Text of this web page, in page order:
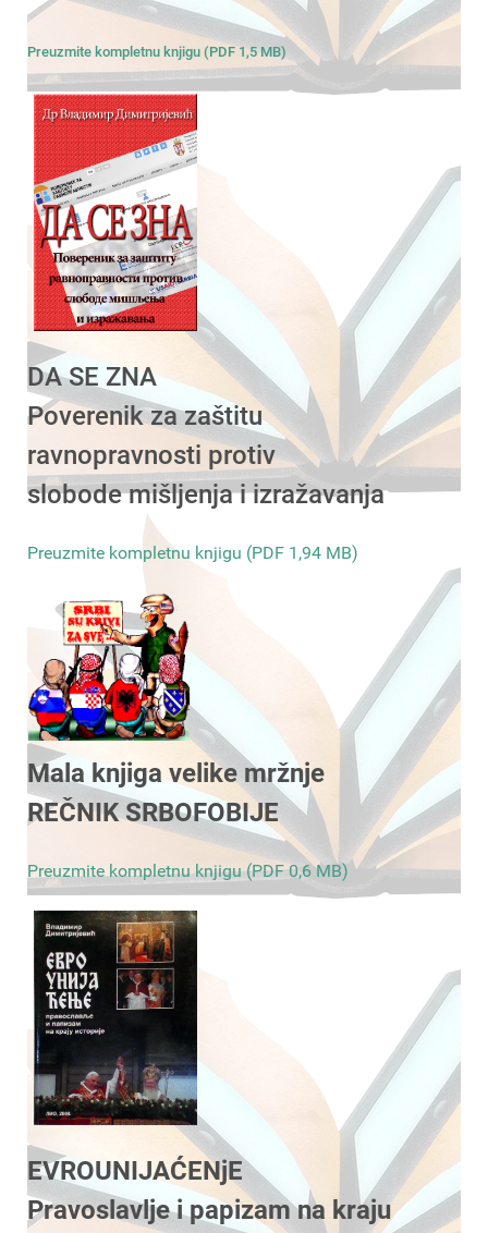
Preuzmite kompletnu knjigu (PDF 1,5 MB)
DA SE ZNA
Poverenik za zaštitu
ravnopravnosti protiv
slobode mišljenja i izražavanja
Preuzmite kompletnu knjigu (PDF 1,94 MB)
Mala knjiga velike mržnje
REČNIK SRBOFOBIJE
Preuzmite kompletnu knjigu (PDF 0,6 MB)
EVROUNIJAĆENjE
Pravoslavlje i papizam na kraju